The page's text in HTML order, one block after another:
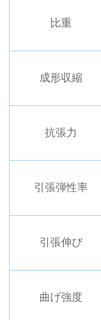
比重
成形収縮
抗張力
引張弾性率
引張伸び
曲げ強度